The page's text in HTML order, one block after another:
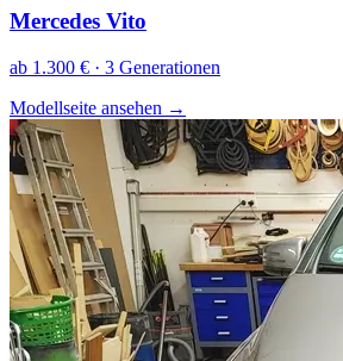
Mercedes Vito
ab 1.300 € · 3 Generationen
Modellseite ansehen →